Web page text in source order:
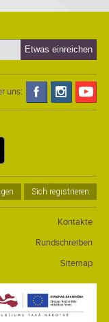
uns:
Sich registrieren
Kontakte
Rundschreiben
Sitemap